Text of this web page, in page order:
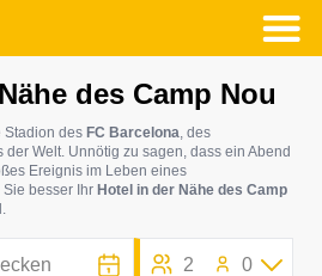
des Camp Nou
Stadion des FC Barcelona, des
Welt. Unnötig zu sagen, dass ein Abend
Ereignis im Leben eines
besser Ihr Hotel in der Nähe des Camp
2 0